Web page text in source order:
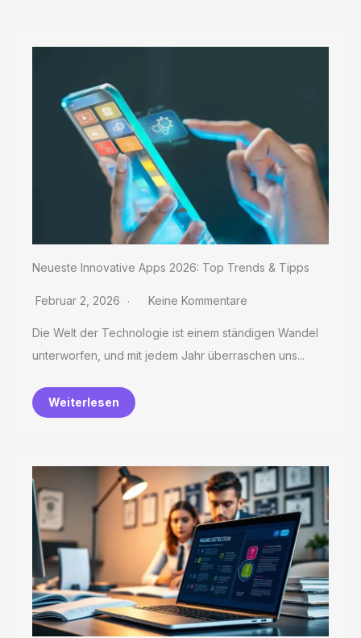
Neueste Innovative Apps 2026: Top Trends & Tipps
Februar 2, 2026 Keine Kommentare
Die Welt der Technologie ist einem ständigen Wandel
unterworfen, und mit jedem Jahr überraschen uns...
Weiterlesen